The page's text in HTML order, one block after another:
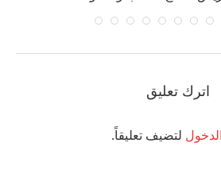
اترك تعليق
لتضيف تعليقاً.